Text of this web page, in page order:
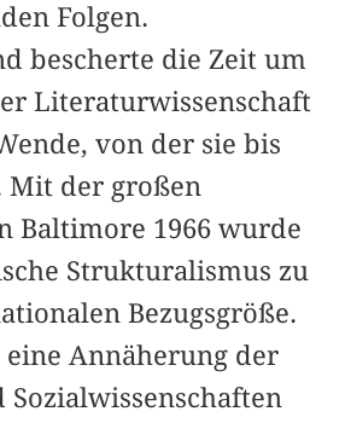
Folgen.
bescherte die Zeit um
Literaturwissenschaft
von der sie bis
Mit der großen
Baltimore 1966 wurde
Strukturalismus zu
Bezugsgröße.
Annäherung der
Sozialwissenschaften